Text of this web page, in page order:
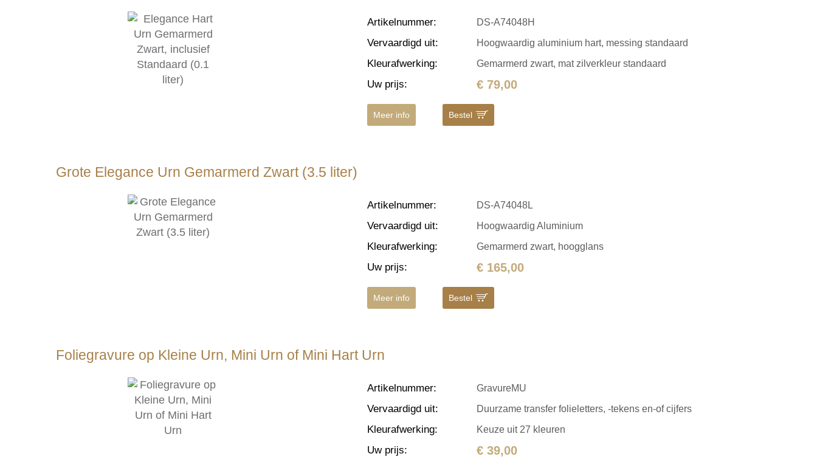
Artikelnummer: DS-A74048H
Vervaardigd uit: Hoogwaardig aluminium hart, messing standaard
Kleurafwerking: Gemarmerd zwart, mat zilverkleur standaard
Uw prijs: € 79,00
Meer info Bestel
Grote Elegance Urn Gemarmerd Zwart (3.5 liter)
Artikelnummer: DS-A74048L
Vervaardigd uit: Hoogwaardig Aluminium
Kleurafwerking: Gemarmerd zwart, hoogglans
Uw prijs: € 165,00
Meer info Bestel
Foliegravure op Kleine Urn, Mini Urn of Mini Hart Urn
Artikelnummer: GravureMU
Vervaardigd uit: Duurzame transfer folieletters, -tekens en-of cijfers
Kleurafwerking: Keuze uit 27 kleuren
Uw prijs: € 39,00